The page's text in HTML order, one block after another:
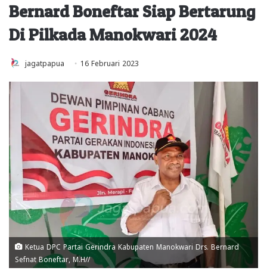
Bernard Boneftar Siap Bertarung
Di Pilkada Manokwari 2024
jagatpapua 16 Februari 2023
Ketua DPC Partai Gerindra Kabupaten Manokwari Drs. Bernard
Sefnat Boneftar, M.H//